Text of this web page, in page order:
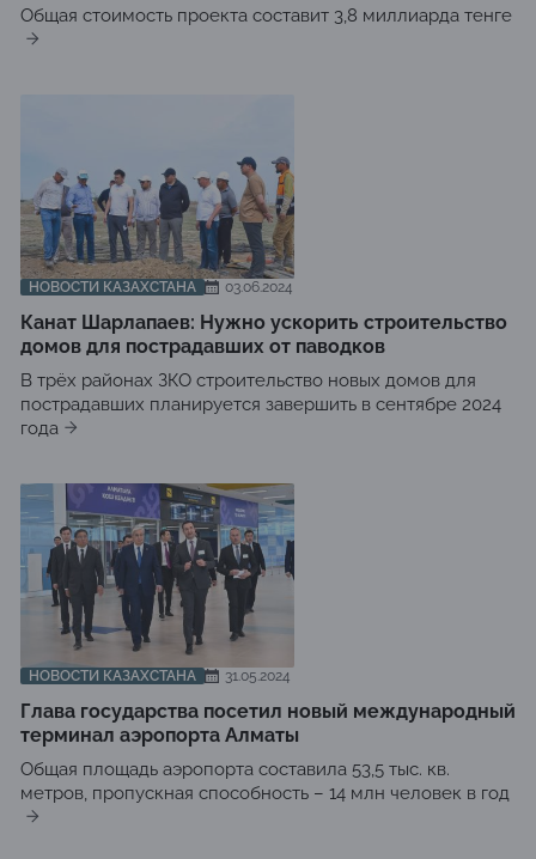
Общая стоимость проекта составит 3,8 миллиарда тенге
НОВОСТИ КАЗАХСТАНА 03.06.2024
Канат Шарлапаев: Нужно ускорить строительство
домов для пострадавших от паводков
В трёх районах ЗКО строительство новых домов для
пострадавших планируется завершить в сентябре 2024
года
НОВОСТИ КАЗАХСТАНА 31.05.2024
Глава государства посетил новый международный
терминал аэропорта Алматы
Общая площадь аэропорта составила 53,5 тыс. кв.
метров, пропускная способность – 14 млн человек в год